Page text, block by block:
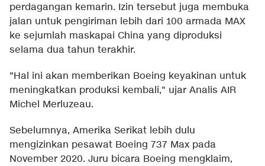
perdagangan kemarin. Izin tersebut juga membuka
jalan untuk pengiriman lebih dari 100 armada MAX
ke sejumlah maskapai China yang diproduksi
selama dua tahun terakhir.
"Hal ini akan memberikan Boeing keyakinan untuk
meningkatkan produksi kembali," ujar Analis AIR
Michel Merluzeau.
Sebelumnya, Amerika Serikat lebih dulu
mengizinkan pesawat Boeing 737 Max pada
November 2020. Juru bicara Boeing mengklaim,